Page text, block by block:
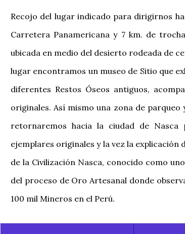
Recojo del lugar indicado para dirigirnos
Carretera Panamericana y 7 km. de
ubicada en medio del desierto rodeada de
lugar encontramos un museo de Sitio que
diferentes Restos Óseos antiguos,
originales. Así mismo una zona de parqueo
retornaremos hacia la ciudad de
ejemplares originales y la vez la
de la Civilización Nasca, conocido como
del proceso de Oro Artesanal donde
100 mil Mineros en el Perú.